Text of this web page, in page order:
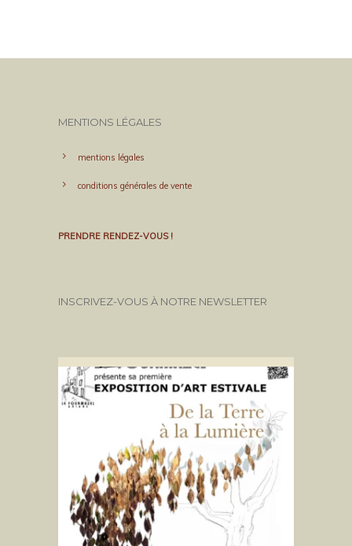
MENTIONS LÉGALES
mentions légales
conditions générales de vente
PRENDRE RENDEZ-VOUS !
INSCRIVEZ-VOUS À NOTRE NEWSLETTER